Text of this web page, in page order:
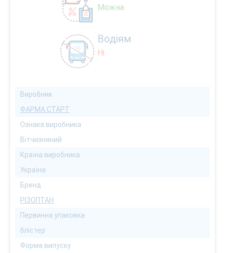
Можна
Водіям
Ні
Виробник
ФАРМА СТАРТ
Ознака виробника
Вітчизняний
Країна виробника
Україна
Бренд
РІЗОПТАН
Первинна упаковка
блістер
Форма випуску